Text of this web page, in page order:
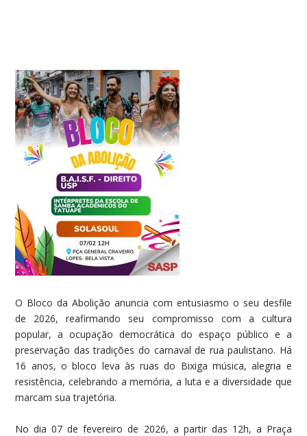
O Bloco da Abolição anuncia com entusiasmo o seu desfile
de 2026, reafirmando seu compromisso com a cultura
popular, a ocupação democrática do espaço público e a
preservação das tradições do carnaval de rua paulistano. Há
16 anos, o bloco leva às ruas do Bixiga música, alegria e
resistência, celebrando a memória, a luta e a diversidade que
marcam sua trajetória.
No dia07 de fevereiro de 2026, a partir das 12h, a Praça